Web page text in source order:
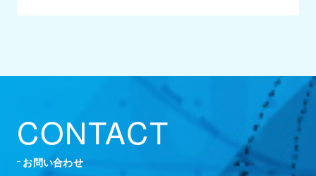
CONTACT
お問い合わせ